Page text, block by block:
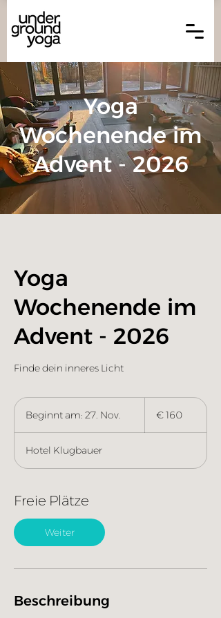
Yoga
Wochenende im
Advent - 2026
Yoga
Wochenende im
Advent - 2026
Finde dein inneres Licht
Beginnt am: 27. Nov.
n
.
€ 160
Hotel Klugbauer
Freie Plätze
Weiter
Beschreibung